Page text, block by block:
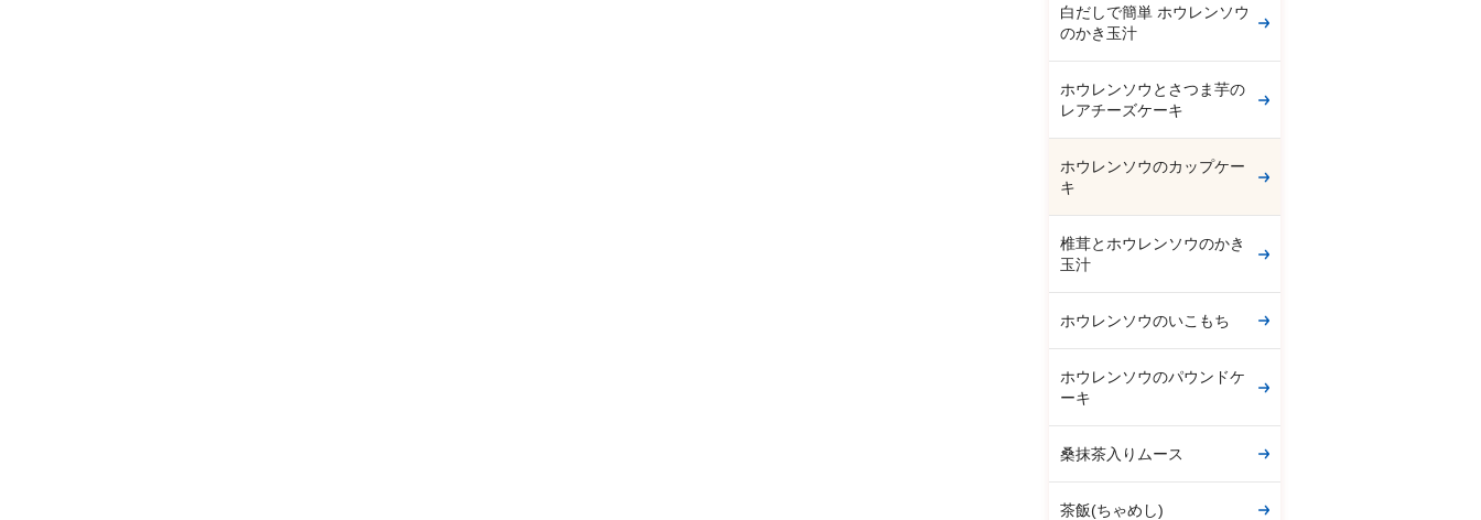
白だしで簡単 ホウレンソウ
のかき玉汁
ホウレンソウとさつま芋の
レアチーズケーキ
ホウレンソウのカップケー
キ
椎茸とホウレンソウのかき
玉汁
ホウレンソウのいこもち
ホウレンソウのパウンドケ
ーキ
桑抹茶入りムース
茶飯(ちゃめし)